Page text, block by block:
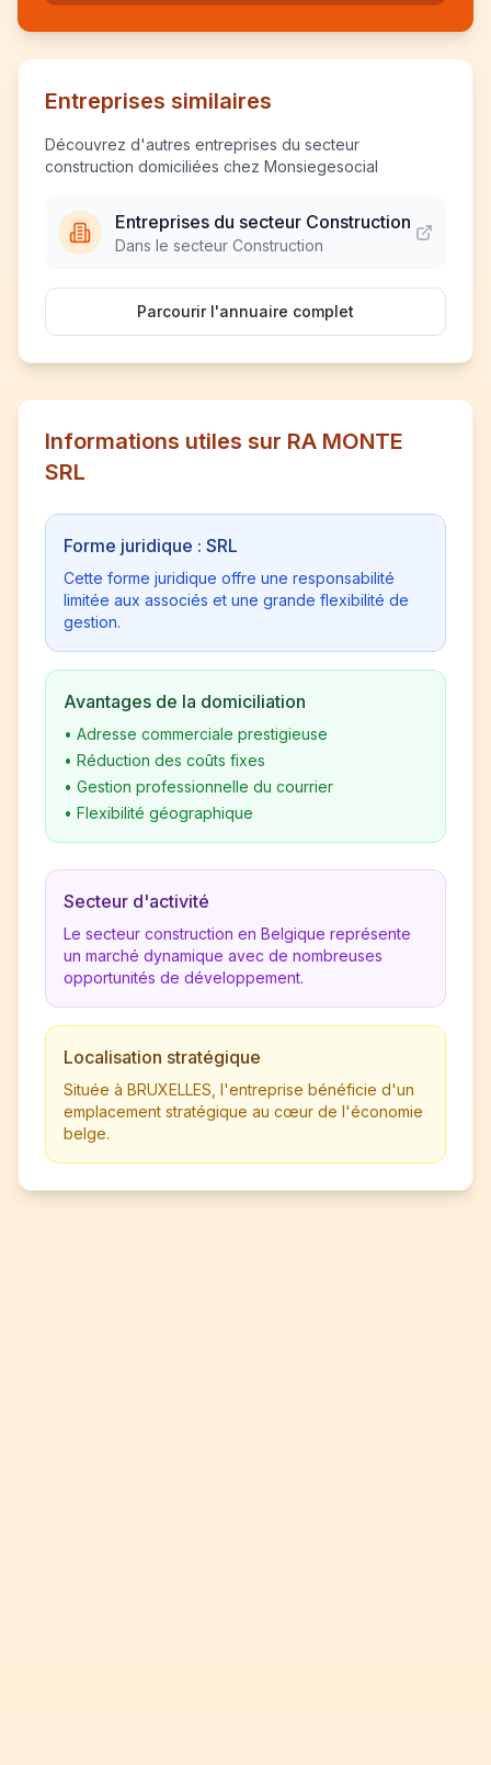
Entreprises similaires
Découvrez d'autres entreprises du secteur
construction domiciliées chez Monsiegesocial
Entreprises du secteur Construction
Dans le secteur Construction
Parcourir l'annuaire complet
Informations utiles sur RA MONTE
SRL
Forme juridique : SRL
Cette forme juridique offre une responsabilité
limitée aux associés et une grande flexibilité de
gestion.
Avantages de la domiciliation
• Adresse commerciale prestigieuse
• Réduction des coûts fixes
• Gestion professionnelle du courrier
• Flexibilité géographique
Secteur d'activité
Le secteur construction en Belgique représente
un marché dynamique avec de nombreuses
opportunités de développement.
Localisation stratégique
Située à BRUXELLES, l'entreprise bénéficie d'un
emplacement stratégique au cœur de l'économie
belge.